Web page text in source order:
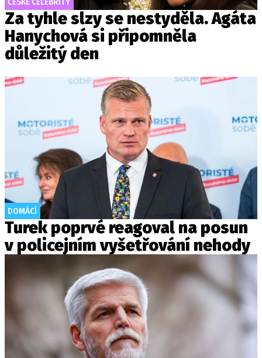
Za tyhle slzy se nestyděla. Agáta
Hanychová si připomněla
důležitý den
DOMÁCÍ
Turek poprvé reagoval na posun
v policejním vyšetřování nehody